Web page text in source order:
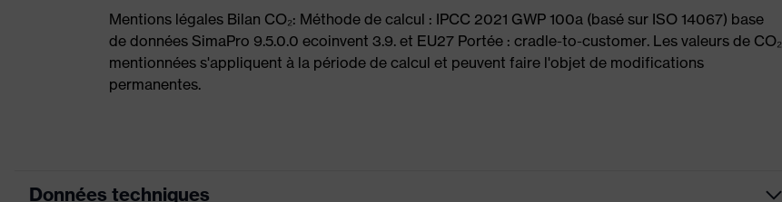
Mentions légales Bilan CO₂: Méthode de calcul : IPCC 2021 GWP 100a (basé sur ISO 14067) base
de données SimaPro 9.5.0.0 ecoinvent 3.9. et EU27 Portée : cradle-to-customer. Les valeurs de CO₂
mentionnées s'appliquent à la période de calcul et peuvent faire l'objet de modifications
permanentes.
Données techniques